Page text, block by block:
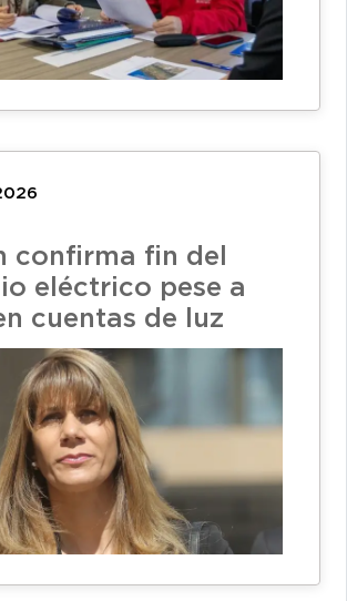
confirma fin del
eléctrico pese a
cuentas de luz